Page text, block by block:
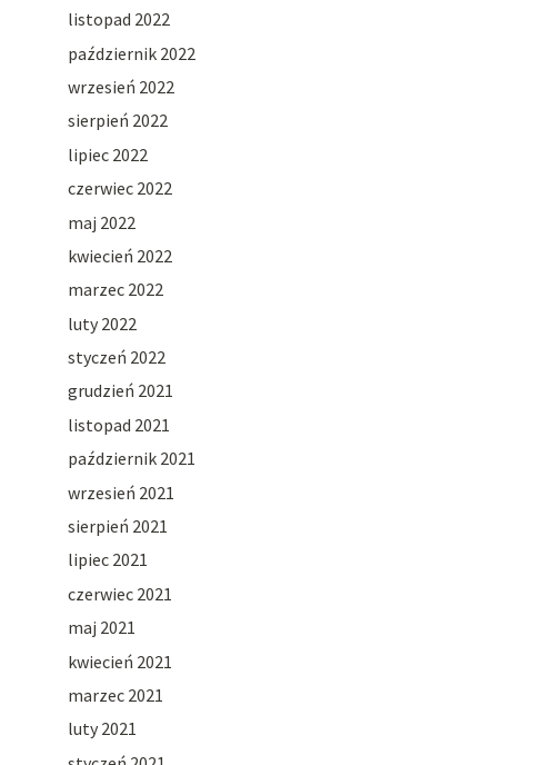
listopad 2022
październik 2022
wrzesień 2022
sierpień 2022
lipiec 2022
czerwiec 2022
maj 2022
kwiecień 2022
marzec 2022
luty 2022
styczeń 2022
grudzień 2021
listopad 2021
październik 2021
wrzesień 2021
sierpień 2021
lipiec 2021
czerwiec 2021
maj 2021
kwiecień 2021
marzec 2021
luty 2021